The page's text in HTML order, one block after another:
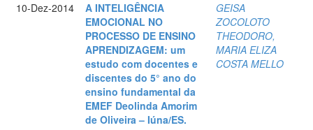
10-Dez-2014
A INTELIGÊNCIA
EMOCIONAL NO
PROCESSO DE ENSINO
APRENDIZAGEM: um
estudo com docentes e
discentes do 5° ano do
ensino fundamental da
EMEF Deolinda Amorim
de Oliveira – Iúna/ES.
GEISA
ZOCOLOTO
THEODORO,
MARIA ELIZA
COSTA MELLO